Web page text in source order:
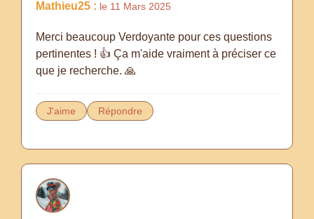
Mathieu25 : le 11 Mars 2025
Merci beaucoup Verdoyante pour ces questions
pertinentes ! 👍 Ça m'aide vraiment à préciser ce
que je recherche. 🙏
J'aime Répondre